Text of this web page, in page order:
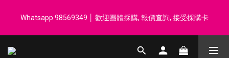
汗毛巾 韓國制 送完即止
Whatsapp 98569349 │ 歡迎團體採購, 報價查詢, 接受採購卡
登記會員享每$50回贈$1 │ 滿HK$899 送 N-rit Campack Towel 吸